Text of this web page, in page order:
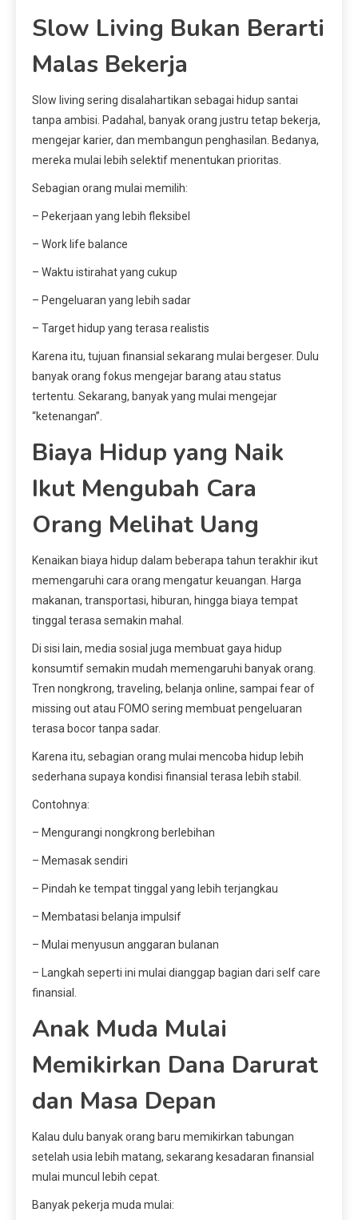
Slow Living Bukan Berarti
Malas Bekerja
Slow living sering disalahartikan sebagai hidup santai
tanpa ambisi. Padahal, banyak orang justru tetap bekerja,
mengejar karier, dan membangun penghasilan. Bedanya,
mereka mulai lebih selektif menentukan prioritas.
Sebagian orang mulai memilih:
– Pekerjaan yang lebih fleksibel
– Work life balance
– Waktu istirahat yang cukup
– Pengeluaran yang lebih sadar
– Target hidup yang terasa realistis
Karena itu, tujuan finansial sekarang mulai bergeser. Dulu
banyak orang fokus mengejar barang atau status
tertentu. Sekarang, banyak yang mulai mengejar
“ketenangan”.
Biaya Hidup yang Naik
Ikut Mengubah Cara
Orang Melihat Uang
Kenaikan biaya hidup dalam beberapa tahun terakhir ikut
memengaruhi cara orang mengatur keuangan. Harga
makanan, transportasi, hiburan, hingga biaya tempat
tinggal terasa semakin mahal.
Di sisi lain, media sosial juga membuat gaya hidup
konsumtif semakin mudah memengaruhi banyak orang.
Tren nongkrong, traveling, belanja online, sampai fear of
missing out atau FOMO sering membuat pengeluaran
terasa bocor tanpa sadar.
Karena itu, sebagian orang mulai mencoba hidup lebih
sederhana supaya kondisi finansial terasa lebih stabil.
Contohnya:
– Mengurangi nongkrong berlebihan
– Memasak sendiri
– Pindah ke tempat tinggal yang lebih terjangkau
– Membatasi belanja impulsif
– Mulai menyusun anggaran bulanan
– Langkah seperti ini mulai dianggap bagian dari self care
finansial.
Anak Muda Mulai
Memikirkan Dana Darurat
dan Masa Depan
Kalau dulu banyak orang baru memikirkan tabungan
setelah usia lebih matang, sekarang kesadaran finansial
mulai muncul lebih cepat.
Banyak pekerja muda mulai: